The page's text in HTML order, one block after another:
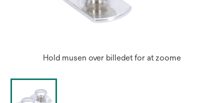
Hold musen over billedet for at zoome